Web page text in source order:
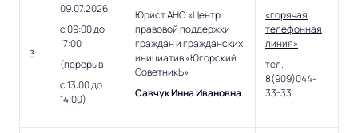
3
09.07.2026
с 09:00 до
17:00
(перерыв
с 13:00 до
14:00)
Юрист АНО «Центр
правовой поддержки
граждан и гражданских
инициатив «Югорский
СоветникЬ»
Савчук Инна Ивановна
«горячая
телефонная
линия»
тел.
8(909)044-
33-33